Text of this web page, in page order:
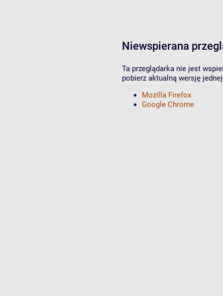
Niewspierana
Ta przeglądarka nie jest
pobierz aktualną wersję
Mozilla Firefox
Google Chrome